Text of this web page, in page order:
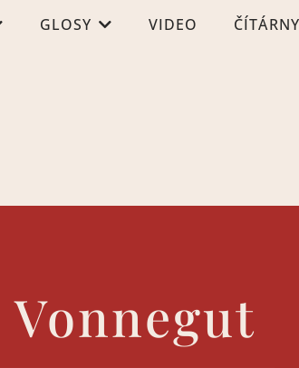
GLOSY VIDEO ČÍTÁRNY
Vonnegut